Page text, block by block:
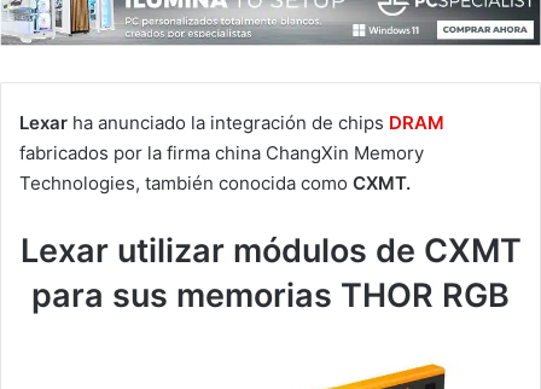
Lexar ha anunciado la integración de chips DRAM
fabricados por la firma china ChangXin Memory
Technologies, también conocida como CXMT.
Lexar utilizar módulos de CXMT
para sus memorias THOR RGB